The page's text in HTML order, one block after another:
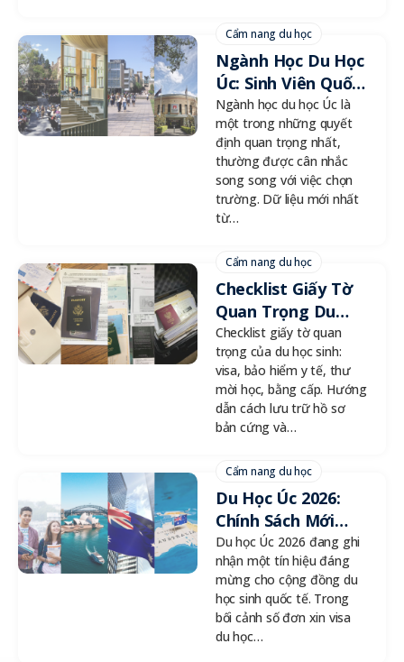
Cẩm nang du học
Ngành Học Du Học
Úc: Sinh Viên Quốc
Tế Đang Ưu Tiên
Nhóm Ngành Nào?
Ngành học du học Úc là
một trong những quyết
định quan trọng nhất,
thường được cân nhắc
song song với việc chọn
trường. Dữ liệu mới nhất
từ…
Cẩm nang du học
Checklist Giấy Tờ
Quan Trọng Du
Học Sinh 2026: Lưu
Trữ Hồ Sơ Bản
Cứng & Cloud
Checklist giấy tờ quan
trọng của du học sinh:
visa, bảo hiểm y tế, thư
mời học, bằng cấp. Hướng
dẫn cách lưu trữ hồ sơ
bản cứng và…
Cẩm nang du học
Du Học Úc 2026:
Chính Sách Mới
Tăng Chỉ Tiêu 32
Trường Đại Học
Du học Úc 2026 đang ghi
nhận một tín hiệu đáng
mừng cho cộng đồng du
học sinh quốc tế. Trong
bối cảnh số đơn xin visa
du học…